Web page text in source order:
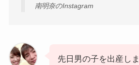
南明奈のInstagram
先日男の子を出産しま